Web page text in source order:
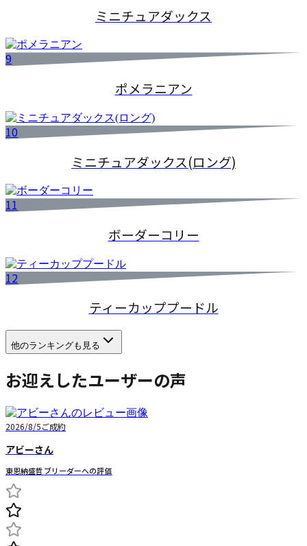
ミニチュアダックス
9
ポメラニアン
10
ミニチュアダックス(ロング)
11
ボーダーコリー
12
ティーカッププードル
他のランキングも見る
お迎えしたユーザーの声
2026/8/5ご成約
アビーさん
東恩納盛哲ブリーダーへの評価